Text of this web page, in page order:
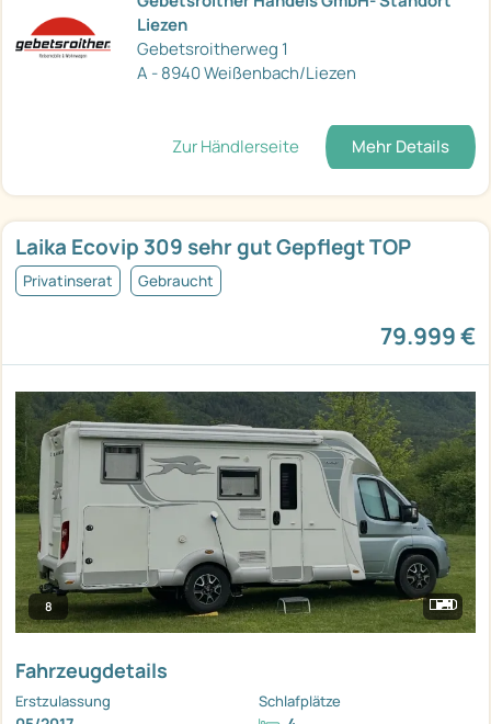
Liezen
Gebetsroitherweg 1
A - 8940 Weißenbach/Liezen
Zur Händlerseite Mehr Details
Laika Ecovip 309 sehr gut Gepflegt TOP
Privatinserat Gebraucht
79.999 €
8
Fahrzeugdetails
Erstzulassung Schlafplätze